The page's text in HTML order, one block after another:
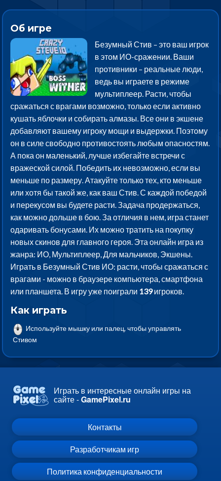
Об игре
Безумный Стив – это ваш игрок
в этом ИО-сражении. Ваши
противники – реальные люди,
ведь вы играете в режиме
мультиплеер. Расти, чтобы
сражаться с врагами возможно, только если активно
кушать яблочки и собирать алмазы. Все они в экшене
добавляют вашему игроку мощи и выдержки. Поэтому
он в силе свободно противостоять любым опасностям.
А пока он маленький, лучше избегайте встречи с
вражеской силой. Победить их невозможно, если вы
меньше по размеру. Атакуйте только тех, кто меньше
или хотя бы такой же, как ваш Стив. С каждой победой
и перекусом вы будете расти. Задача продержаться,
как можно дольше в бою. За отличия в нем, игра станет
одаривать бонусами. Их можно тратить на покупку
новых скинов для главного героя. Эта онлайн игра из
жанра: ИО, Мультиплеер, Для мальчиков, Экшены.
Играть в Безумный Стив ИО: расти, чтобы сражаться с
врагами - можно в браузере компьютера, смартфона
или планшета. В игру уже поиграли 139игроков.
Как играть
Используйте мышку или палец, чтобы управлять
Стивом
Играть в интересные онлайн игры на
сайте -GamePixel.ru
Контакты
Разработчикам игр
Политика конфиденциальности